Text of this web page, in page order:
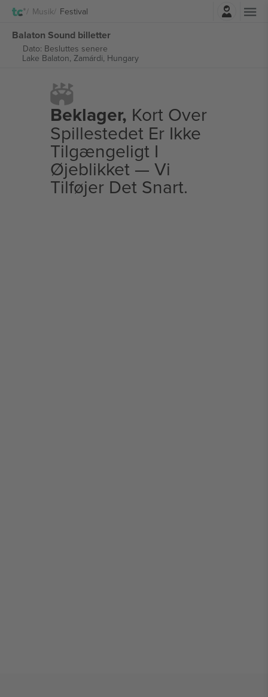
Musik Festival
Balaton Sound billetter
Dato: Besluttes senere
Lake Balaton, Zamárdi, Hungary
Beklager, Kort Over
Spillestedet Er Ikke
Tilgængeligt I
Øjeblikket — Vi
Tilføjer Det Snart.